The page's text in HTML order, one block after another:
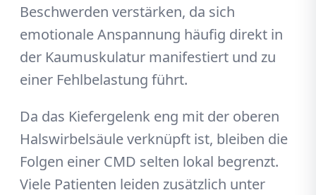
Beschwerden verstärken, da sich
emotionale Anspannung häufig direkt in
der Kaumuskulatur manifestiert und zu
einer Fehlbelastung führt.
Da das Kiefergelenk eng mit der oberen
Halswirbelsäule verknüpft ist, bleiben die
Folgen einer CMD selten lokal begrenzt.
Viele Patienten leiden zusätzlich unter